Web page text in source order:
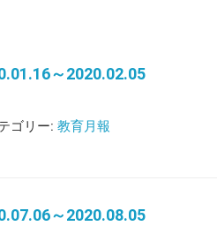
～2020.02.05
ゴリー: 教育月報
～2020.08.05